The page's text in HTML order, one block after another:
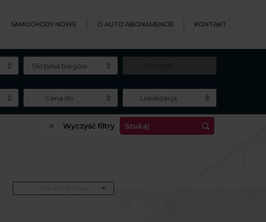
SAMOCHODY NOWE O AUTO ABONAMENCIE KONTAKT
Skrzynia biegów
Rocznik
Cena do Lokalizacja
Wyczyść filtry Szukaj
rata od najniższej